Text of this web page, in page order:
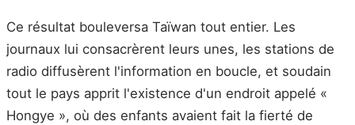
Ce résultat bouleversa Taïwan tout entier. Les
journaux lui consacrèrent leurs unes, les stations de
radio diffusèrent l'information en boucle, et soudain
tout le pays apprit l'existence d'un endroit appelé «
Hongye », où des enfants avaient fait la fierté de